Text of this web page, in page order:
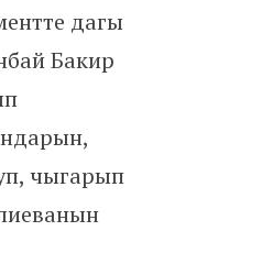
дагы
Бакир
чыгарып